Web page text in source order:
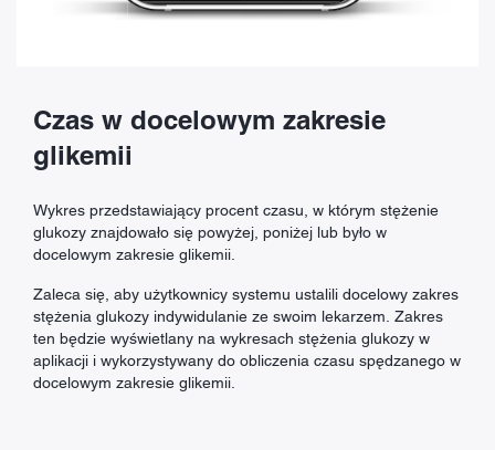
Czas w docelowym zakresie
glikemii
Wykres przedstawiający procent czasu, w którym stężenie
glukozy znajdowało się powyżej, poniżej lub było w
docelowym zakresie glikemii.
Zaleca się, aby użytkownicy systemu ustalili docelowy zakres
stężenia glukozy indywidulanie ze swoim lekarzem. Zakres
ten będzie wyświetlany na wykresach stężenia glukozy w
aplikacji i wykorzystywany do obliczenia czasu spędzanego w
docelowym zakresie glikemii.